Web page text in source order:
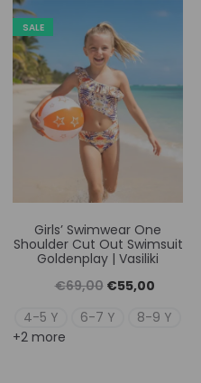
SALE
Girls’ Swimwear One
Shoulder Cut Out Swimsuit
Goldenplay | Vasiliki
€69,00 Original
price
€55,00Η
4-5 Y 6-7 Y
8-9 Y
+2 more